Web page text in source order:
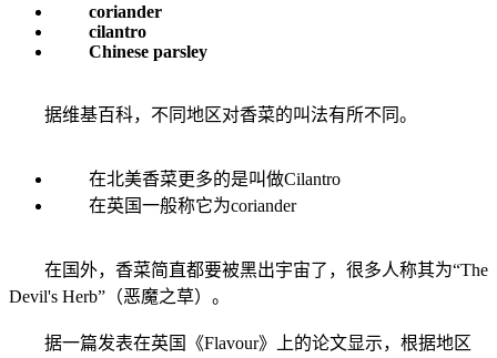
coriander
cilantro
Chinese parsley
据维基百科，不同地区对香菜的叫法有所不同。
在北美香菜更多的是叫做Cilantro
在英国一般称它为coriander
在国外，香菜简直都要被黑出宇宙了，很多人称其为“The
Devil's Herb”（恶魔之草）。
据一篇发表在英国《Flavour》上的论文显示，根据地区